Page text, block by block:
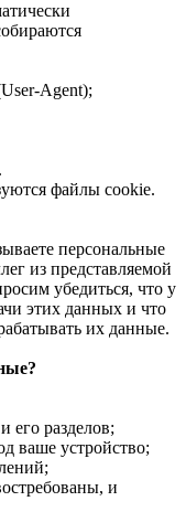
Agent);
файлы cookie.
персональные
из представляемой
убедиться, что у
этих данных и что
их данные.
его разделов;
ваше устройство;
и